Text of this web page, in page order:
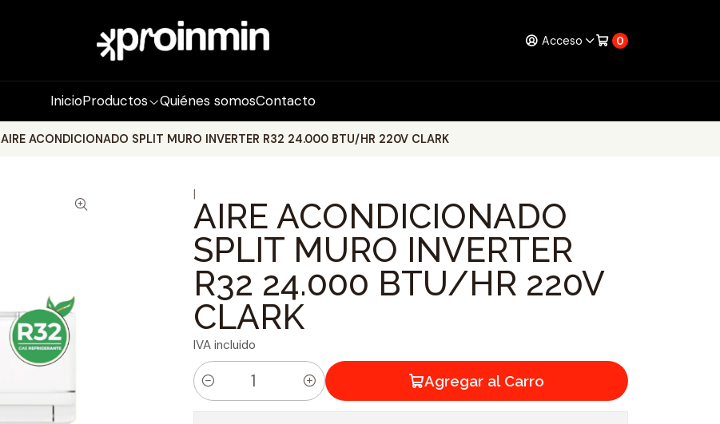
Acceso 0
InicioProductos Quiénes somosContacto
AIRE ACONDICIONADO SPLIT MURO INVERTER R32 24.000 BTU/HR 220V CLARK
|
AIRE ACONDICIONADO
SPLIT MURO INVERTER
R32 24.000 BTU/HR 220V
CLARK
IVA incluido
C
Agregar al Carro